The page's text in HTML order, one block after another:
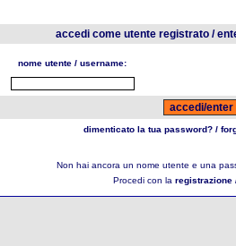
accedi come utente registrato /
nome utente / username:
dimenticato la tua password? /
Non hai ancora un nome utente e una
Procedi con la registrazione